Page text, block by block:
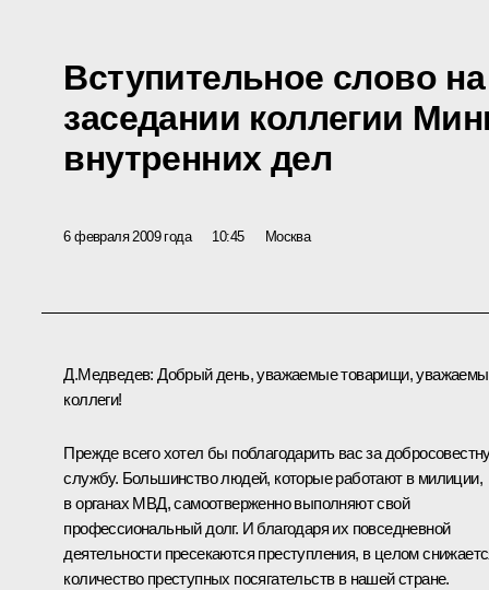
Вступительное слово
заседании коллегии
внутренних дел
6 февраля 2009 года 10:45 Москва
Д.Медведев: Добрый день, уважаемые товарищи,
коллеги!
Прежде всего хотел бы поблагодарить вас за
службу. Большинство людей, которые работают в милиции,
в органах МВД, самоотверженно выполняют свой
профессиональный долг. И благодаря их повседневной
деятельности пресекаются преступления, в целом
количество преступных посягательств в нашей стране.